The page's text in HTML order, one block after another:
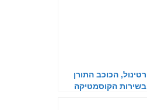
רטינול, הכוכב התורן
בשירות הקוסמטיקה